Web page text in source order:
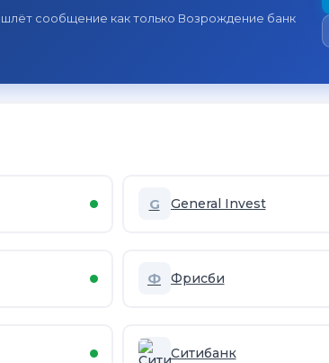
сообщение как только Возрождение банк
G General Invest
Ф Фрисби
Ситибанк